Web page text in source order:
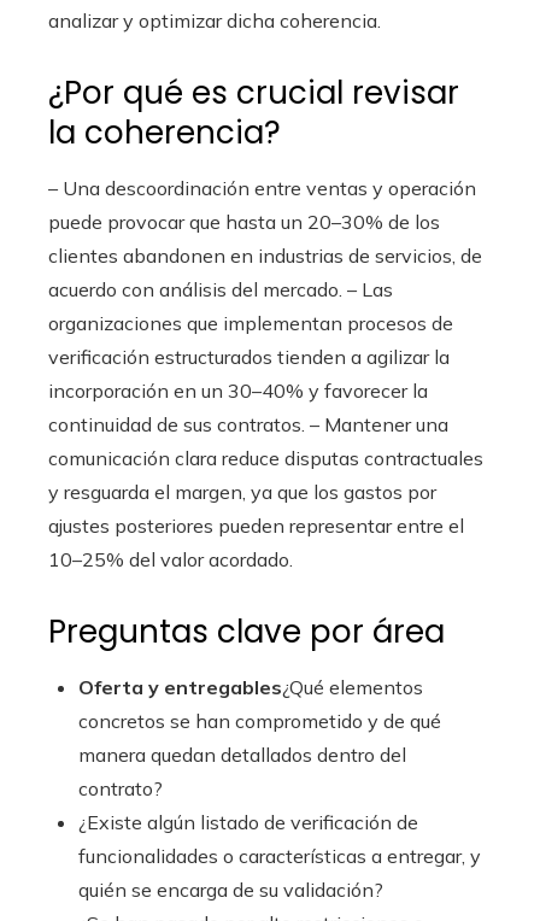
analizar y optimizar dicha coherencia.
¿Por qué es crucial revisar
la coherencia?
– Una descoordinación entre ventas y operación
puede provocar que hasta un 20–30% de los
clientes abandonen en industrias de servicios, de
acuerdo con análisis del mercado. – Las
organizaciones que implementan procesos de
verificación estructurados tienden a agilizar la
incorporación en un 30–40% y favorecer la
continuidad de sus contratos. – Mantener una
comunicación clara reduce disputas contractuales
y resguarda el margen, ya que los gastos por
ajustes posteriores pueden representar entre el
10–25% del valor acordado.
Preguntas clave por área
Oferta y entregables¿Qué elementos
concretos se han comprometido y de qué
manera quedan detallados dentro del
contrato?
¿Existe algún listado de verificación de
funcionalidades o características a entregar, y
quién se encarga de su validación?